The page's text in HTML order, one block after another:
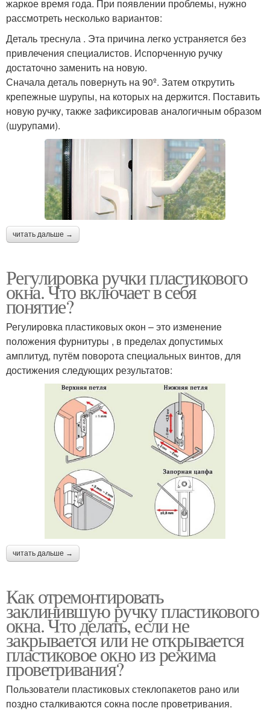
жаркое время года. При появлении проблемы, нужно
рассмотреть несколько вариантов:
Деталь треснула . Эта причина легко устраняется без
привлечения специалистов. Испорченную ручку
достаточно заменить на новую.
Сначала деталь повернуть на 90º. Затем открутить
крепежные шурупы, на которых на держится. Поставить
новую ручку, также зафиксировав аналогичным образом
(шурупами).
читать дальше →
Регулировка ручки пластикового
окна. Что включает в себя
понятие?
Регулировка пластиковых окон – это изменение
положения фурнитуры , в пределах допустимых
амплитуд, путём поворота специальных винтов, для
достижения следующих результатов:
читать дальше →
Как отремонтировать
заклинившую ручку пластикового
окна. Что делать, если не
закрывается или не открывается
пластиковое окно из режима
проветривания?
Пользователи пластиковых стеклопакетов рано или
поздно сталкиваются сокна после проветривания.